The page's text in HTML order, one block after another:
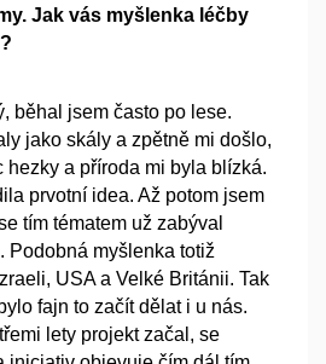
Jak vás myšlenka léčby
běhal jsem často po lese.
jako skály a zpětně mi došlo,
hezky a příroda mi byla blízká.
prvotní idea. Až potom jsem
tím tématem už zabýval
Podobná myšlenka totiž
USA a Velké Británii. Tak
fajn to začít dělat i u nás.
lety projekt začal, se